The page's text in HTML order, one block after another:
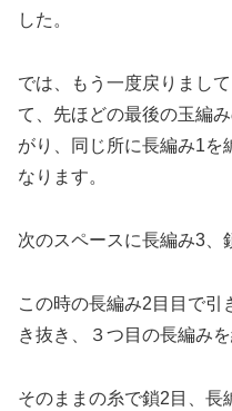
した。
では、もう一度戻りまし
て、先ほどの最後の玉編
がり、同じ所に長編み1
なります。
次のスペースに長編み3、
この時の長編み2目目で引
き抜き、３つ目の長編み
そのままの糸で鎖2目、長